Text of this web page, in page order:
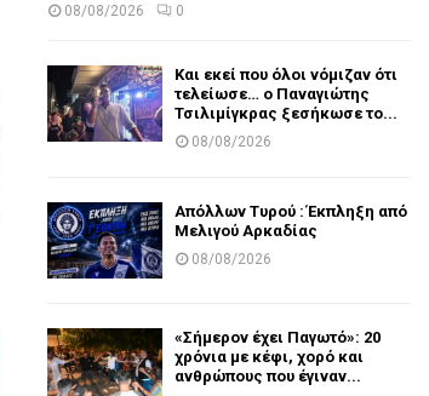
08/08/2026 0
Και εκεί που όλοι νόμιζαν ότι
τελείωσε… ο Παναγιώτης
Τσιλιμίγκρας ξεσήκωσε το...
08/08/2026
Απόλλων Τυρού : Έκπληξη από
Μελιγού Αρκαδίας
08/08/2026
«Σήμερον έχει Παγωτό»: 20
χρόνια με κέφι, χορό και
ανθρώπους που έγιναν...